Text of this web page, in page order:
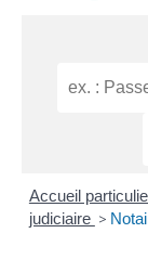
Accueil
judiciaire >